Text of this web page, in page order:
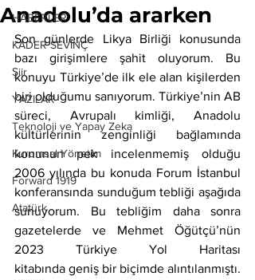
HABERLER
KADER SEVİNÇ
Şiir
YAZILAR
Teknoloji ve Yapay Zeka
Kurumsal Yönetim
Forward 1919
Atatürk
Anadolu’da ararken
Son günlerde Likya Birliği konusunda
bazı girişimlere şahit oluyorum. Bu
konuyu Türkiye’de ilk ele alan kişilerden
biri olduğumu sanıyorum. Türkiye’nin AB
süreci, Avrupalı kimliği, Anadolu
kültürlerinin zenginliği bağlamında
konunun pek incelenmemiş olduğu
2006 yılında bu konuda Forum İstanbul
konferansında sunduğum tebliği aşağıda
sunuyorum. Bu tebliğim daha sonra
gazetelerde ve Mehmet Öğütçü’nün
2023 Türkiye Yol Haritası
kitabında geniş bir biçimde alıntılanmıştı.